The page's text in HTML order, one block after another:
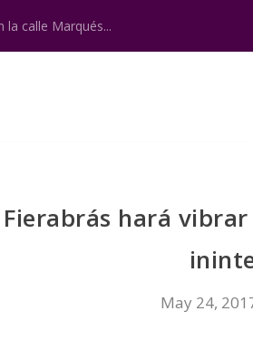
la calle Marqués...
Fierabrás hará
May 24,